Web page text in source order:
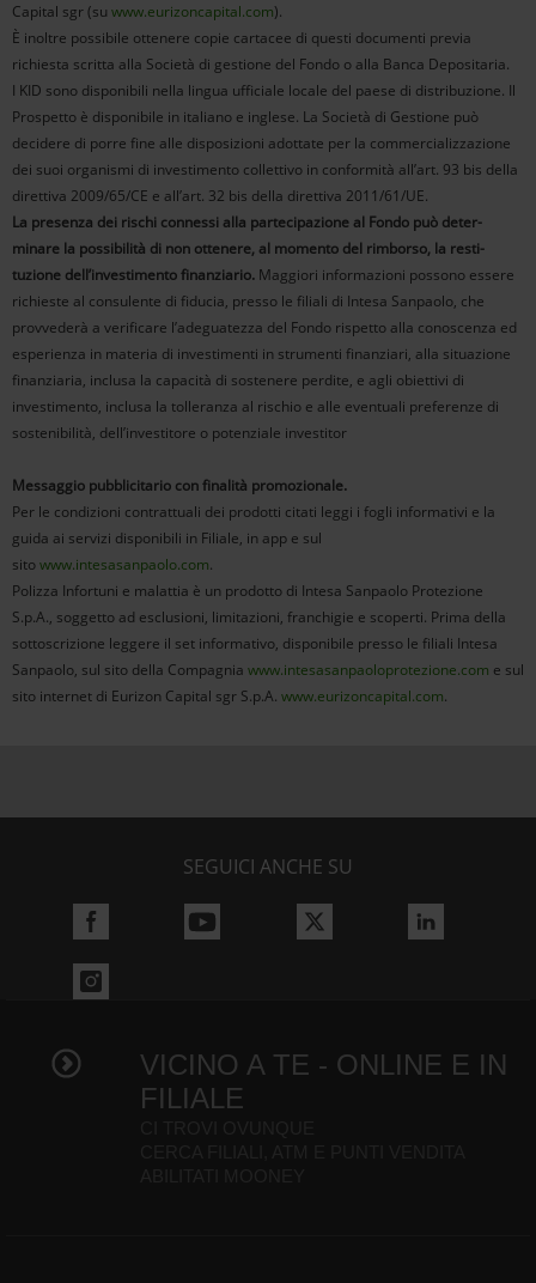
Capital sgr (su www.eurizoncapital.com).
È inoltre possibile ottenere copie cartacee di questi documenti previa
richiesta scritta alla Società di gestione del Fondo o alla Banca Depositaria.
I KID sono disponibili nella lingua ufficiale locale del paese di distribuzione. Il
Pro­spetto è disponibile in italiano e inglese. La Società di Gestione può
decidere di porre fine alle disposizioni adottate per la commercializzazione
dei suoi organismi di investimento collettivo in conformità all’art. 93 bis della
direttiva 2009/65/CE e all’art. 32 bis della direttiva 2011/61/UE.
La presenza dei rischi connessi alla partecipazione al Fondo può deter­
minare la possibilità di non ottenere, al momento del rimborso, la resti­
tuzione dell’investimento finanziario. Maggiori informazioni possono essere
richieste al consulente di fiducia, presso le filiali di Intesa Sanpaolo, che
provve­derà a verificare l’adeguatezza del Fondo rispetto alla conoscenza ed
esperienza in materia di investimenti in strumenti finanziari, alla situazione
finanziaria, inclusa la capacità di sostenere perdite, e agli obiettivi di
investimento, inclusa la tolleranza al rischio e alle eventuali preferenze di
sostenibilità, dell’investitore o potenziale investitor
Messaggio pubblicitario con finalità promozionale.
Per le condizioni contrattuali dei prodotti citati leggi i fogli informativi e la
guida ai servizi disponibili in Filiale, in app e sul
sitowww.intesasanpaolo.com.
Polizza Infortuni e malattia è un prodotto di Intesa Sanpaolo Protezione
S.p.A., soggetto ad esclusioni, limitazioni, franchigie e scoperti. Prima della
sottoscrizione leggere il set informativo, disponibile presso le filiali Intesa
Sanpaolo, sul sito della Compagnia www.intesasanpaoloprotezione.com e sul
sito internet di Eurizon Capital sgr S.p.A. www.eurizoncapital.com.
SEGUICI ANCHE SU
VICINO A TE - ONLINE E IN
FILIALE